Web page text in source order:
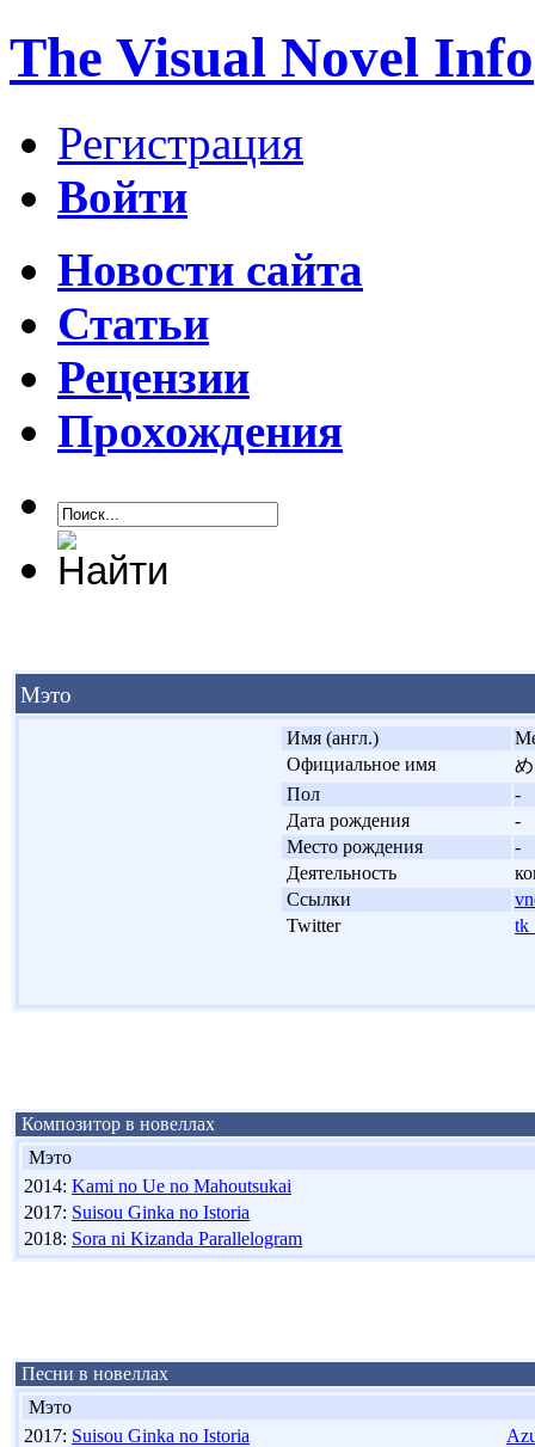
The Visual Novel Info
Регистрация
Войти
Новости сайта
Статьи
Рецензии
Прохождения
Мэто
Имя (англ.)
Официальное имя
Пол
-
Дата рождения
-
Место рождения
-
Деятельность
Ссылки
Twitter
Композитор в новеллах
Мэто
2014: Kami no Ue no Mahoutsukai
2017: Suisou Ginka no Istoria
2018: Sora ni Kizanda Parallelogram
Песни в новеллах
Мэто
2017: Suisou Ginka no Istoria